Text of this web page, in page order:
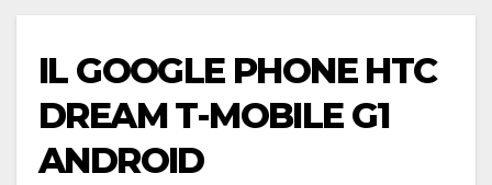
IL GOOGLE PHONE HTC
DREAM T-MOBILE G1
ANDROID